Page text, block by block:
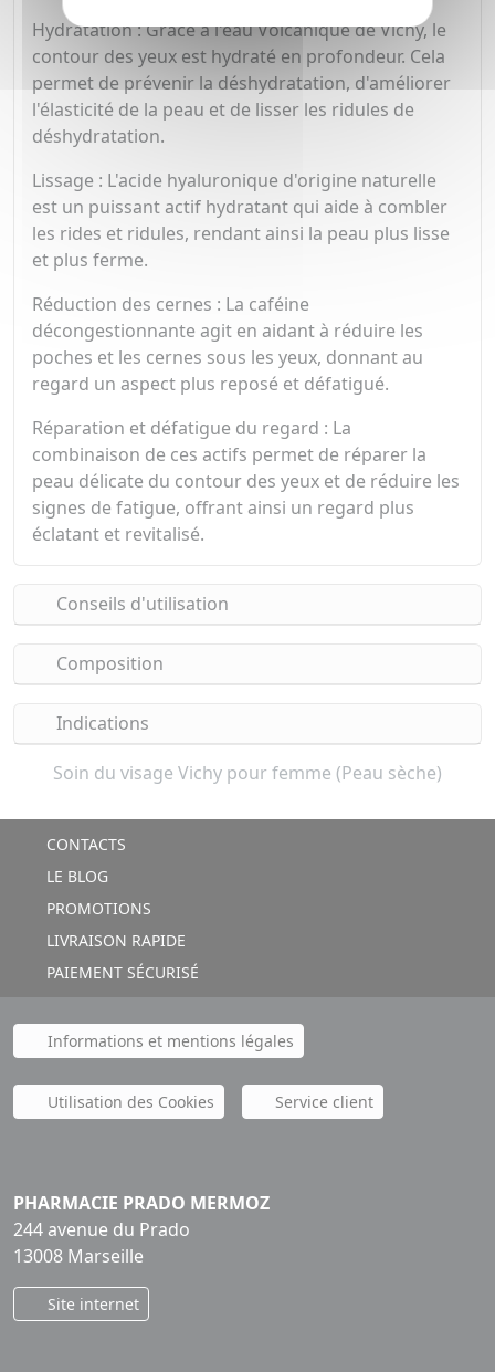
Hydratation : Grâce à l'eau Volcanique de Vichy, le
contour des yeux est hydraté en profondeur. Cela
permet de prévenir la déshydratation, d'améliorer
l'élasticité de la peau et de lisser les ridules de
déshydratation.
Lissage : L'acide hyaluronique d'origine naturelle
est un puissant actif hydratant qui aide à combler
les rides et ridules, rendant ainsi la peau plus lisse
et plus ferme.
Réduction des cernes : La caféine
décongestionnante agit en aidant à réduire les
poches et les cernes sous les yeux, donnant au
regard un aspect plus reposé et défatigué.
Réparation et défatigue du regard : La
combinaison de ces actifs permet de réparer la
peau délicate du contour des yeux et de réduire les
signes de fatigue, offrant ainsi un regard plus
éclatant et revitalisé.
Conseils d'utilisation
Composition
Indications
Soin du visage Vichy pour femme (Peau sèche)
CONTACTS
LE BLOG
PROMOTIONS
LIVRAISON RAPIDE
PAIEMENT SÉCURISÉ
Informations et mentions légales
Utilisation des Cookies Service client
PHARMACIE PRADO MERMOZ
244 avenue du Prado
13008 Marseille
Site internet